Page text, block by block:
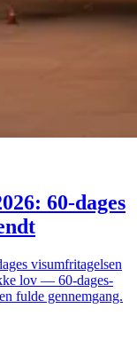
60-dages
visumfritagelsen
lov — 60-dages-
fulde gennemgang.